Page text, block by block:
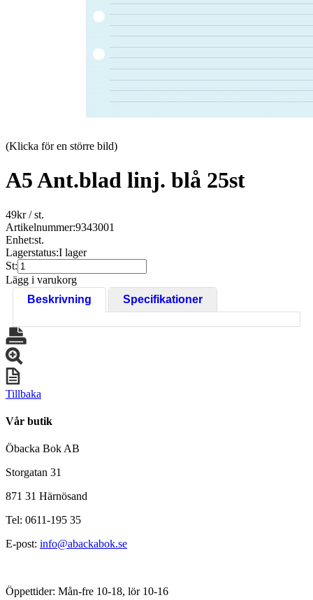
(Klicka för en större bild)
A5 Ant.blad linj. blå 25st
49kr/ st.
Artikelnummer:9343001
Enhet:st.
Lagerstatus:I lager
St:
Lägg i varukorg
Beskrivning
Specifikationer
Tillbaka
Vår butik
Öbacka Bok AB
Storgatan 31
871 31 Härnösand
Tel: 0611-195 35
E-post: info@abackabok.se
Öppettider: Mån-fre 10-18, lör 10-16